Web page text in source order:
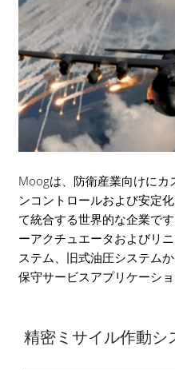
Moogは、防衛産業向けにカ
ンコントロールおよび安定
て統合する世界的な企業で
ーアクチュエータおよびリ
ステム、旧式油圧システム
保守サービスアプリケーショ
精密ミサイル作動シ